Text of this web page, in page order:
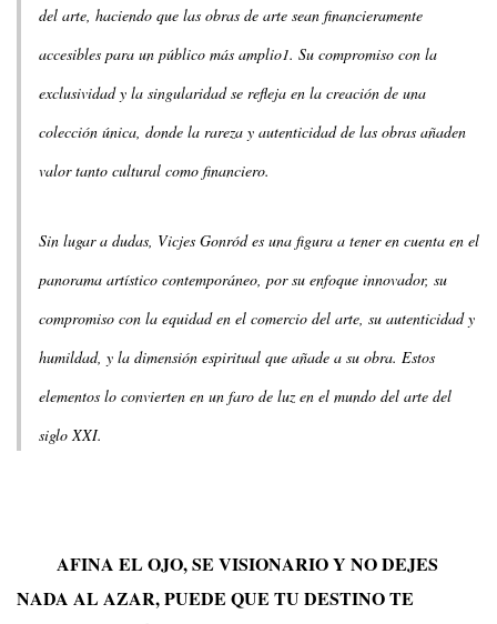
del arte, haciendo que las obras de arte sean financieramente
accesibles para un público más amplio1. Su compromiso con la
exclusividad y la singularidad se refleja en la creación de una
colección única, donde la rareza y autenticidad de las obras añaden
valor tanto cultural como financiero.
Sin lugar a dudas, Vicjes Gonród es una figura a tener en cuenta en el
panorama artístico contemporáneo, por su enfoque innovador, su
compromiso con la equidad en el comercio del arte, su autenticidad y
humildad, y la dimensión espiritual que añade a su obra. Estos
elementos lo convierten en un faro de luz en el mundo del arte del
siglo XXI.
AFINA EL OJO, SE VISIONARIO Y NO DEJES
NADA AL AZAR, PUEDE QUE TU DESTINO TE